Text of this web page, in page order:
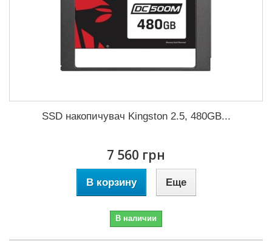
SSD накопичувач Kingston 2.5, 480GB...
7 560 грн
В корзину Еще
В наличии